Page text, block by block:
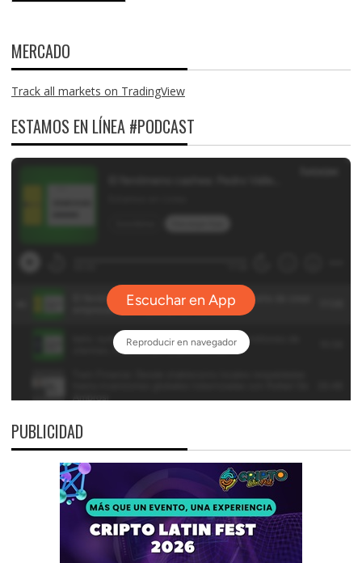
MERCADO
Track all markets on TradingView
ESTAMOS EN LÍNEA #PODCAST
PUBLICIDAD